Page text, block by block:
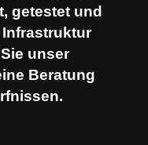
getestet und
unser
Beratung